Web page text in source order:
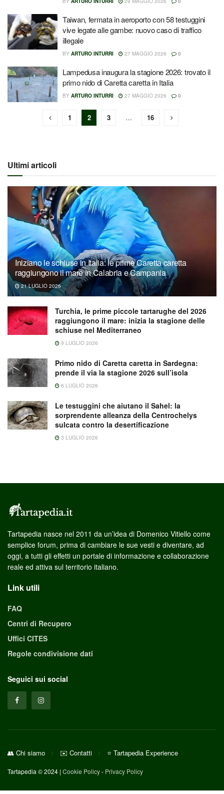
Taiwan, fermata in aeroporto con 58 testuggini
vive legate alle gambe: nuovo caso di traffico
illegale
BY ARTURO INTURRI 27 MAGGIO 2026 0
Lampedusa inaugura la stagione 2026: trovato il
primo nido di Caretta caretta in Italia
BY ARTURO INTURRI 27 MAGGIO 2026 0
1 2 3 … 16
Ultimi articoli
Iniziano le schiuse in Italia: le prime Caretta caretta
raggiungono il mare in Calabria e Campania
21 LUGLIO 2026
Turchia, le prime piccole tartarughe del 2026
raggiungono il mare: inizia la stagione delle
schiuse nel Mediterraneo
9 LUGLIO 2026
Primo nido di Caretta caretta in Sardegna:
prende il via la stagione 2026 sull’isola
6 LUGLIO 2026
Le testuggini che aiutano il Sahel: la
sorprendente alleanza della Centrochelys
sulcata contro la desertificazione
3 LUGLIO 2026
Tartapedia nasce nel 2011 da un’idea di Domenico Vitiello come
semplice forum, prima di cambiare le sue vesti e diventare, ad
oggi, a tutti gli effetti un portale di informazione e collaborazione
reale ed attiva sul territorio italiano.
Link utili
FAQ
Centri di Recupero
Uffici CITES
Regole condivisione dati
Seguici sui social
👥 Chi siamo ✉️ Contatti ⭐ Tartapedia Experience
Tartapedia © 2024 | Cookie Policy- Privacy Policy